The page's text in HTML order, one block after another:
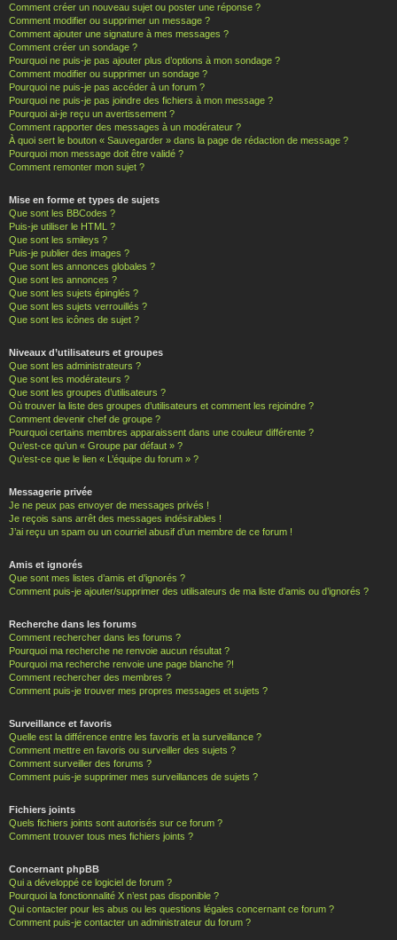
Comment créer un nouveau sujet ou poster une réponse ?
Comment modifier ou supprimer un message ?
Comment ajouter une signature à mes messages ?
Comment créer un sondage ?
Pourquoi ne puis-je pas ajouter plus d’options à mon sondage ?
Comment modifier ou supprimer un sondage ?
Pourquoi ne puis-je pas accéder à un forum ?
Pourquoi ne puis-je pas joindre des fichiers à mon message ?
Pourquoi ai-je reçu un avertissement ?
Comment rapporter des messages à un modérateur ?
À quoi sert le bouton « Sauvegarder » dans la page de rédaction de message ?
Pourquoi mon message doit être validé ?
Comment remonter mon sujet ?
Mise en forme et types de sujets
Que sont les BBCodes ?
Puis-je utiliser le HTML ?
Que sont les smileys ?
Puis-je publier des images ?
Que sont les annonces globales ?
Que sont les annonces ?
Que sont les sujets épinglés ?
Que sont les sujets verrouillés ?
Que sont les icônes de sujet ?
Niveaux d’utilisateurs et groupes
Que sont les administrateurs ?
Que sont les modérateurs ?
Que sont les groupes d’utilisateurs ?
Où trouver la liste des groupes d’utilisateurs et comment les rejoindre ?
Comment devenir chef de groupe ?
Pourquoi certains membres apparaissent dans une couleur différente ?
Qu’est-ce qu’un « Groupe par défaut » ?
Qu’est-ce que le lien « L’équipe du forum » ?
Messagerie privée
Je ne peux pas envoyer de messages privés !
Je reçois sans arrêt des messages indésirables !
J’ai reçu un spam ou un courriel abusif d’un membre de ce forum !
Amis et ignorés
Que sont mes listes d’amis et d’ignorés ?
Comment puis-je ajouter/supprimer des utilisateurs de ma liste d’amis ou d’ignorés ?
Recherche dans les forums
Comment rechercher dans les forums ?
Pourquoi ma recherche ne renvoie aucun résultat ?
Pourquoi ma recherche renvoie une page blanche ?!
Comment rechercher des membres ?
Comment puis-je trouver mes propres messages et sujets ?
Surveillance et favoris
Quelle est la différence entre les favoris et la surveillance ?
Comment mettre en favoris ou surveiller des sujets ?
Comment surveiller des forums ?
Comment puis-je supprimer mes surveillances de sujets ?
Fichiers joints
Quels fichiers joints sont autorisés sur ce forum ?
Comment trouver tous mes fichiers joints ?
Concernant phpBB
Qui a développé ce logiciel de forum ?
Pourquoi la fonctionnalité X n’est pas disponible ?
Qui contacter pour les abus ou les questions légales concernant ce forum ?
Comment puis-je contacter un administrateur du forum ?